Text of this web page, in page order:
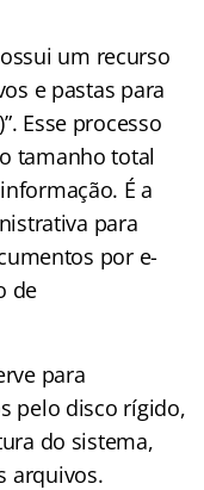
um recurso
e pastas para
Esse processo
tamanho total
É a
para
por e-
de
para
pelo disco rígido,
do sistema,
arquivos.